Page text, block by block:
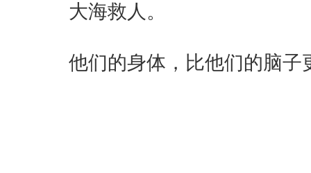
大海救人。
他们的身体，比他们的脑子